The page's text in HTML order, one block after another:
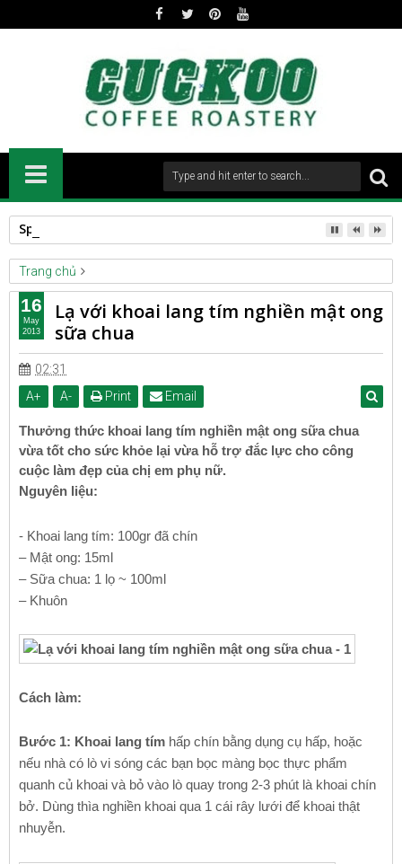
Spanish Roast
Trang chủ
CULINARY
Lạ với khoai lang tím nghiền mật ong sữa chua
Lạ với khoai lang tím nghiền mật ong
sữa chua
02:31
A+ A- Print Email
Thưởng thức khoai lang tím nghiền mật ong sữa chua
vừa tốt cho sức khỏe lại vừa hỗ trợ đắc lực cho công
cuộc làm đẹp của chị em phụ nữ.
Nguyên liệu:
- Khoai lang tím: 100gr đã chín
– Mật ong: 15ml
– Sữa chua: 1 lọ ~ 100ml
– Khuôn
Cách làm:
Bước 1: Khoai lang tím hấp chín bằng dụng cụ hấp, hoặc
nếu nhà có lò vi sóng các bạn bọc màng bọc thực phẩm
quanh củ khoai và bỏ vào lò quay trong 2-3 phút là khoai chín
bở. Dùng thìa nghiền khoai qua 1 cái rây lưới để khoai thật
nhuyễn.
16
May
2013